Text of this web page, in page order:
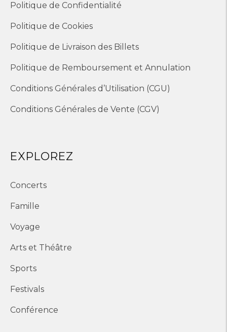
Politique de Confidentialité
Politique de Cookies
Politique de Livraison des Billets
Politique de Remboursement et Annulation
Conditions Générales d’Utilisation (CGU)
Conditions Générales de Vente (CGV)
EXPLOREZ
Concerts
Famille
Voyage
Arts et Théâtre
Sports
Festivals
Conférence